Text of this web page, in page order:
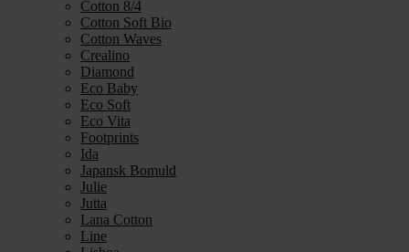
Cotton 8/4
Cotton Soft Bio
Cotton Waves
Crealino
Diamond
Eco Baby
Eco Soft
Eco Vita
Footprints
Ida
Japansk Bomuld
Julie
Jutta
Lana Cotton
Line